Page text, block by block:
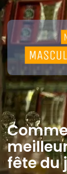
fête du